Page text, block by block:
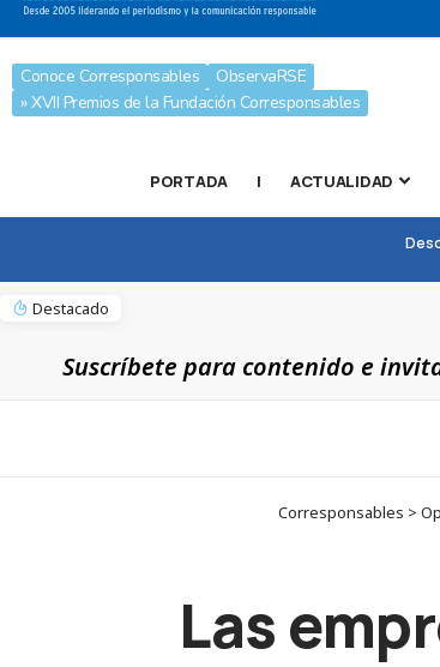
Conoce Corresponsables
ObservaRSE
» XVII Premios de la Fundación Corresponsables
PORTADA | ACTUALIDAD
Destacado
Suscríbete para contenido e
Corresponsables >
Las